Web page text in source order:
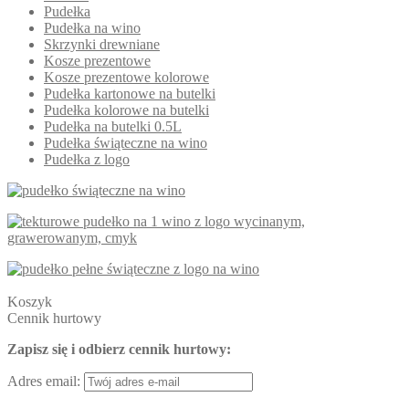
Pudełka
Pudełka na wino
Skrzynki drewniane
Kosze prezentowe
Kosze prezentowe kolorowe
Pudełka kartonowe na butelki
Pudełka kolorowe na butelki
Pudełka na butelki 0.5L
Pudełka świąteczne na wino
Pudełka z logo
Koszyk
Cennik hurtowy
Zapisz się i odbierz cennik hurtowy:
Adres email: